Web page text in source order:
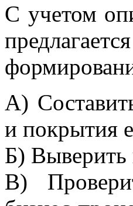
С учетом
А)
и покрытия
Б) Выверить
В)